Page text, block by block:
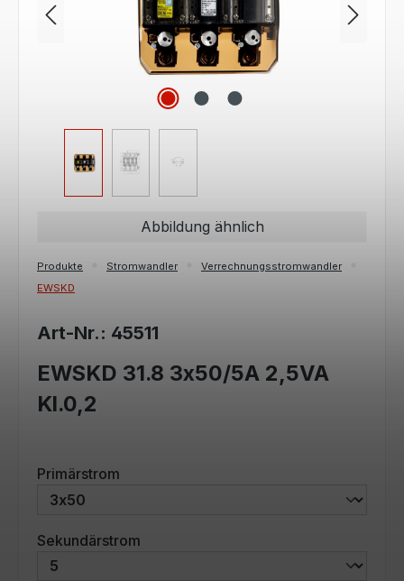
Abbildung ähnlich
Produkte Stromwandler
Verrechnungsstromwandler
EWSKD
Art-Nr.: 45511
EWSKD 31.8 3x50/5A 2,5VA
Kl.0,2
Primärstrom
Sekundärstrom